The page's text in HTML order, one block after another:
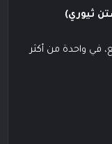
في واحدة من أكثر